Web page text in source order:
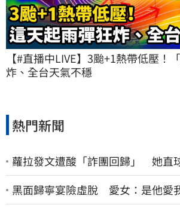
【#直播中LIVE】3颱+1熱帶低壓！
炸、全台天氣不穩
熱門新聞
蘿拉發文遭酸「詐團回歸」 她直
黑面歸寧宴險虛脫 愛女：是他愛